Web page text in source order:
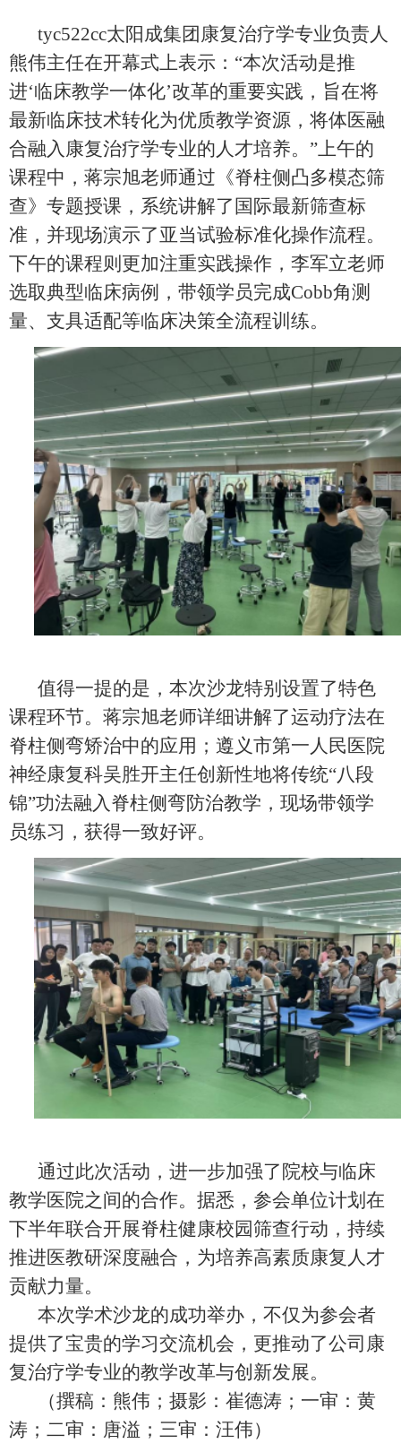
tyc522cc太阳成集团康复治疗学专业负责人
熊伟主任在开幕式上表示：“本次活动是推
进‘临床教学一体化’改革的重要实践，旨在将
最新临床技术转化为优质教学资源，将体医融
合融入康复治疗学专业的人才培养。”上午的
课程中，蒋宗旭老师通过《脊柱侧凸多模态筛
查》专题授课，系统讲解了国际最新筛查标
准，并现场演示了亚当试验标准化操作流程。
下午的课程则更加注重实践操作，李军立老师
选取典型临床病例，带领学员完成Cobb角测
量、支具适配等临床决策全流程训练。
值得一提的是，本次沙龙特别设置了特色
课程环节。蒋宗旭老师详细讲解了运动疗法在
脊柱侧弯矫治中的应用；遵义市第一人民医院
神经康复科吴胜开主任创新性地将传统“八段
锦”功法融入脊柱侧弯防治教学，现场带领学
员练习，获得一致好评。
通过此次活动，进一步加强了院校与临床
教学医院之间的合作。据悉，参会单位计划在
下半年联合开展脊柱健康校园筛查行动，持续
推进医教研深度融合，为培养高素质康复人才
贡献力量。
本次学术沙龙的成功举办，不仅为参会者
提供了宝贵的学习交流机会，更推动了公司康
复治疗学专业的教学改革与创新发展。
（撰稿：熊伟；摄影：崔德涛；一审：黄
涛；二审：唐溢；三审：汪伟）